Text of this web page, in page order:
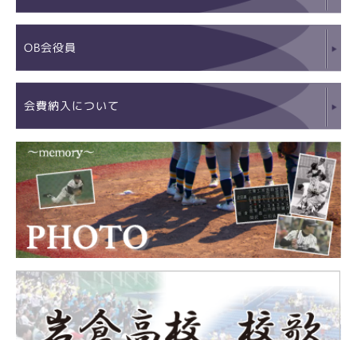
OB会役員
会費納入について